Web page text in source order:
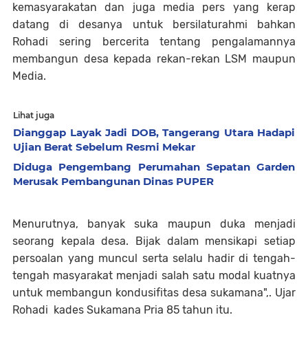
kemasyarakatan dan juga media pers yang kerap
datang di desanya untuk bersilaturahmi bahkan
Rohadi sering bercerita tentang pengalamannya
membangun desa kepada rekan-rekan LSM maupun
Media.
Lihat juga
Dianggap Layak Jadi DOB, Tangerang Utara Hadapi
Ujian Berat Sebelum Resmi Mekar
Diduga Pengembang Perumahan Sepatan Garden
Merusak Pembangunan Dinas PUPER
Menurutnya, banyak suka maupun duka menjadi
seorang kepala desa. Bijak dalam mensikapi setiap
persoalan yang muncul serta selalu hadir di tengah-
tengah masyarakat menjadi salah satu modal kuatnya
untuk membangun kondusifitas desa sukamana",. Ujar
Rohadi kades Sukamana Pria 85 tahun itu.